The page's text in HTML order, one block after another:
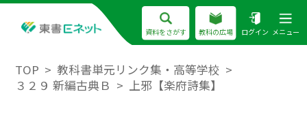
資料をさがす 教科の広場 ログイン メニュー
TOP
教科書単元リンク集・高等学校
３２９ 新編古典Ｂ
上邪【楽府詩集】